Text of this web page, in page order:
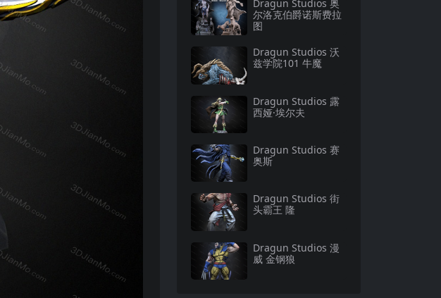
Dragun Studios 奥
尔洛克伯爵诺斯费拉
图
Dragun Studios 沃
兹学院101 牛魔
Dragun Studios 露
西娅·埃尔夫
Dragun Studios 赛
奥斯
Dragun Studios 街
头霸王 隆
Dragun Studios 漫
威 金钢狼